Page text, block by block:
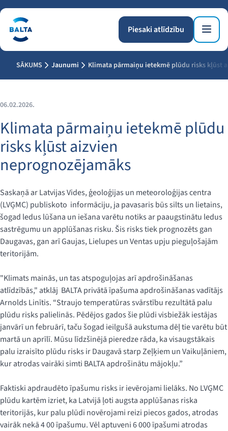
Piesaki atlīdzību
SĀKUMS Jaunumi Klimata pārmaiņu ietekmē plūdu risks kļūst
06.02.2026.
Klimata pārmaiņu ietekmē plūdu
risks kļūst aizvien
neprognozējamāks
Saskaņā ar Latvijas Vides, ģeoloģijas un meteoroloģijas centra
(LVĢMC) publiskoto informāciju, ja pavasaris būs silts un lietains,
šogad ledus lūšana un iešana varētu notiks ar paaugstinātu ledus
sastrēgumu un applūšanas risku. Šis risks tiek prognozēts gan
Daugavas, gan arī Gaujas, Lielupes un Ventas upju pieguļošajām
teritorijām.
"Klimats mainās, un tas atspoguļojas arī apdrošināšanas
atlīdzībās," atklāj BALTA privātā īpašuma apdrošināšanas vadītājs
Arnolds Linītis. “Straujo temperatūras svārstību rezultātā palu
plūdu risks palielinās. Pēdējos gados šie plūdi visbiežāk iestājas
janvārī un februārī, taču šogad ieilgušā aukstuma dēļ tie varētu būt
martā un aprīlī. Mūsu līdzšinējā pieredze rāda, ka visaugstākais
palu izraisīto plūdu risks ir Daugavā starp Zeļķiem un Vaikuļāniem,
kur atrodas vairāki simti BALTA apdrošinātu mājokļu.”
Faktiski apdraudēto īpašumu risks ir ievērojami lielāks. No LVĢMC
plūdu kartēm izriet, ka Latvijā ļoti augsta applūšanas riska
teritorijās, kur palu plūdi novērojami reizi piecos gados, atrodas
vairāk nekā 4 00 īpašumu. Vēl aptuveni 6 000 īpašumi atrodas